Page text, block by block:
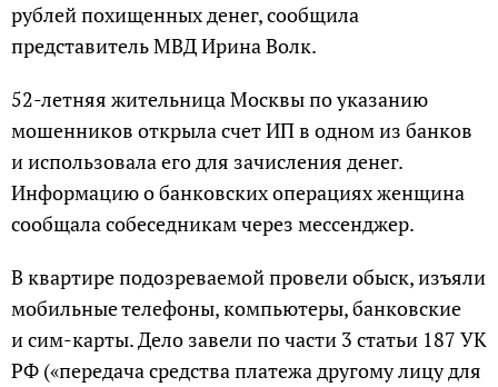
рублей похищенных денег, сообщила
представитель МВД Ирина Волк.
52-летняя жительница Москвы по указанию
мошенников открыла счет ИП в одном из банков
и использовала его для зачисления денег.
Информацию о банковских операциях женщина
сообщала собеседникам через мессенджер.
В квартире подозреваемой провели обыск, изъяли
мобильные телефоны, компьютеры, банковские
и сим-карты. Дело завели по части 3 статьи 187 УК
РФ («передача средства платежа другому лицу для